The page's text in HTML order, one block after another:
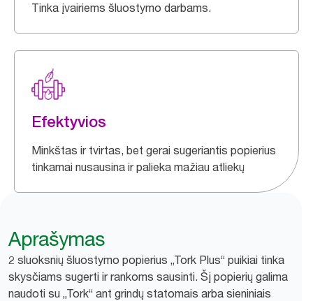
Tinka įvairiems šluostymo darbams.
Efektyvios
Minkštas ir tvirtas, bet gerai sugeriantis popierius
tinkamai nusausina ir palieka mažiau atliekų
Aprašymas
2 sluoksnių šluostymo popierius „Tork Plus“ puikiai tinka
skysčiams sugerti ir rankoms sausinti. Šį popierių galima
naudoti su „Tork“ ant grindų statomais arba sieniniais